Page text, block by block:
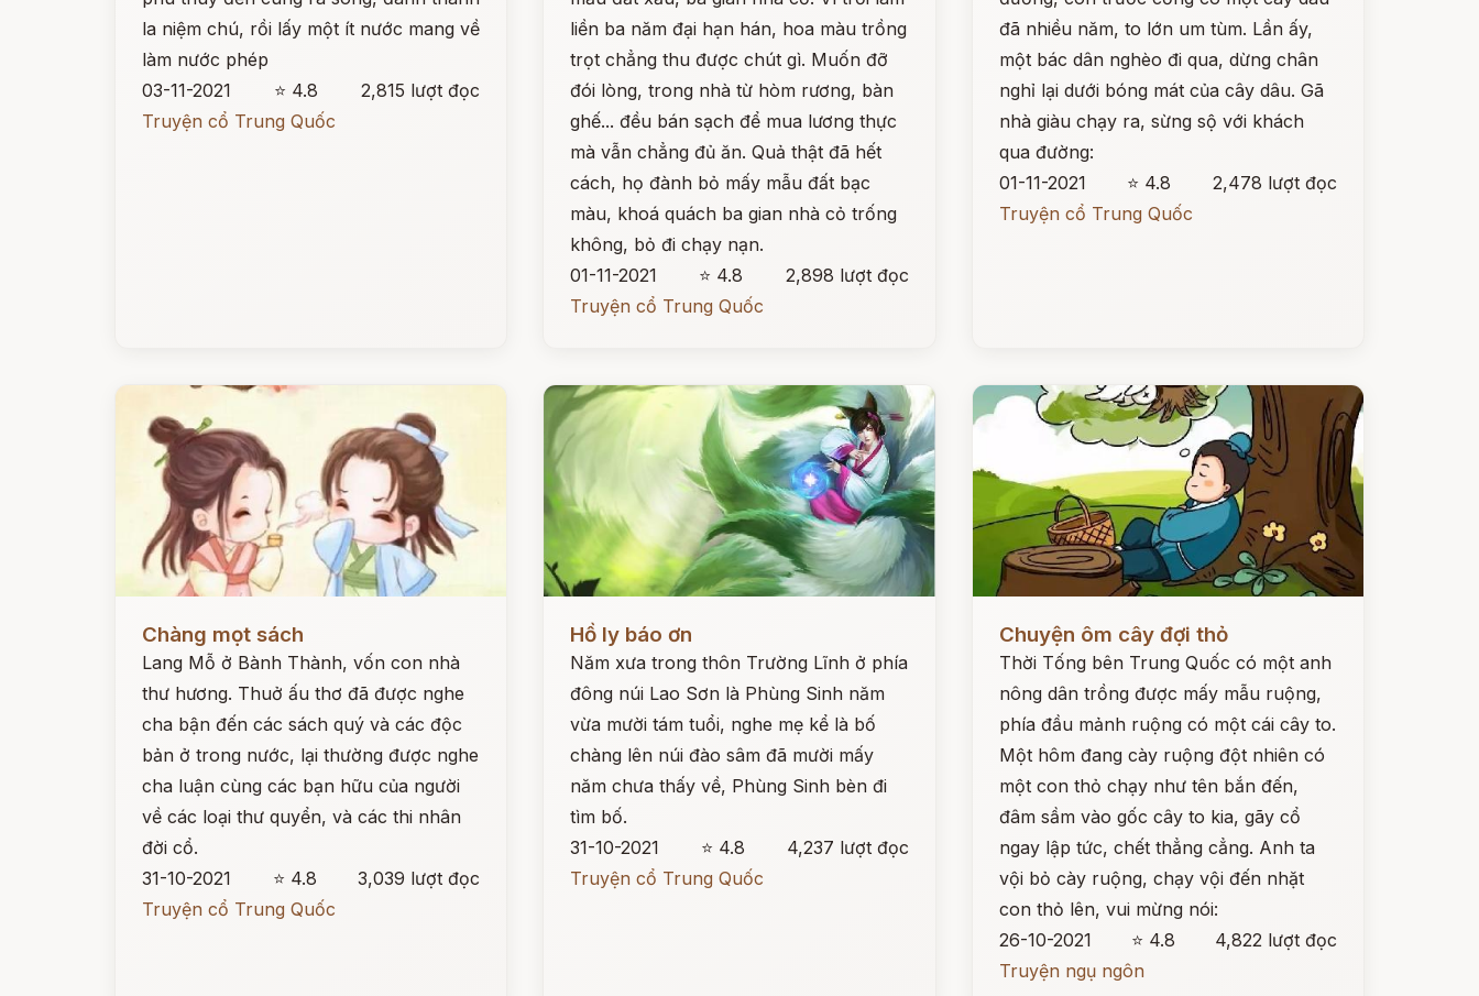
la niệm chú, rồi lấy một ít nước mang về
làm nước phép
03-11-2021
⭐ 4.8
2,815 lượt đọc
Truyện cổ Trung Quốc
liền ba năm đại hạn hán, hoa màu trồng
trọt chẳng thu được chút gì. Muốn đỡ
đói lòng, trong nhà từ hòm rương, bàn
ghế... đều bán sạch để mua lương thực
mà vẫn chẳng đủ ăn. Quả thật đã hết
cách, họ đành bỏ mấy mẫu đất bạc
màu, khoá quách ba gian nhà cỏ trống
không, bỏ đi chạy nạn.
01-11-2021
⭐ 4.8
2,898 lượt đọc
Truyện cổ Trung Quốc
đã nhiều năm, to lớn um tùm. Lần ấy,
một bác dân nghèo đi qua, dừng chân
nghỉ lại dưới bóng mát của cây dâu. Gã
nhà giàu chạy ra, sừng sộ với khách
qua đường:
01-11-2021
⭐ 4.8
2,478 lượt đọc
Truyện cổ Trung Quốc
Chàng mọt sách
Lang Mỗ ở Bành Thành, vốn con nhà
thư hương. Thuở ấu thơ đã được nghe
cha bận đến các sách quý và các độc
bản ở trong nước, lại thường được nghe
cha luận cùng các bạn hữu của người
về các loại thư quyển, và các thi nhân
đời cổ.
31-10-2021
⭐ 4.8
3,039 lượt đọc
Truyện cổ Trung Quốc
Đọc ngay
Hồ ly báo ơn
Năm xưa trong thôn Trường Lĩnh ở phía
đông núi Lao Sơn là Phùng Sinh năm
vừa mười tám tuổi, nghe mẹ kể là bố
chàng lên núi đào sâm đã mười mấy
năm chưa thấy về, Phùng Sinh bèn đi
tìm bố.
31-10-2021
⭐ 4.8
4,237 lượt đọc
Truyện cổ Trung Quốc
Chuyện ôm cây đợi thỏ
Thời Tống bên Trung Quốc có một anh
nông dân trồng được mấy mẫu ruộng,
phía đầu mảnh ruộng có một cái cây to.
Một hôm đang cày ruộng đột nhiên có
một con thỏ chạy như tên bắn đến,
đâm sầm vào gốc cây to kia, gãy cổ
ngay lập tức, chết thẳng cẳng. Anh ta
vội bỏ cày ruộng, chạy vội đến nhặt
con thỏ lên, vui mừng nói:
26-10-2021
⭐ 4.8
4,822 lượt đọc
Truyện ngụ ngôn